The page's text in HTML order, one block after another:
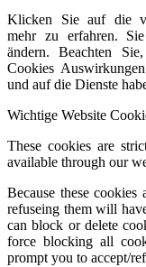
Klicken Sie auf die
mehr zu erfahren.
ändern. Beachten
Cookies
und auf die Dienste
Wichtige Website
These cookies are
available through our
Because these
refuseing them will
can block or delete
force blocking all
prompt you to accept/